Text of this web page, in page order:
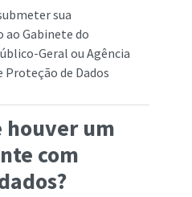
sua
ao Gabinete do
Geral ou Agência
Proteção de Dados
houver um
com